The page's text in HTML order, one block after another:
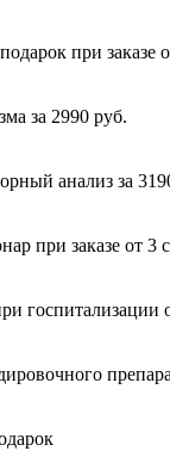
при заказе
за 2990 руб.
анализ за
при заказе от 3
госпитализации